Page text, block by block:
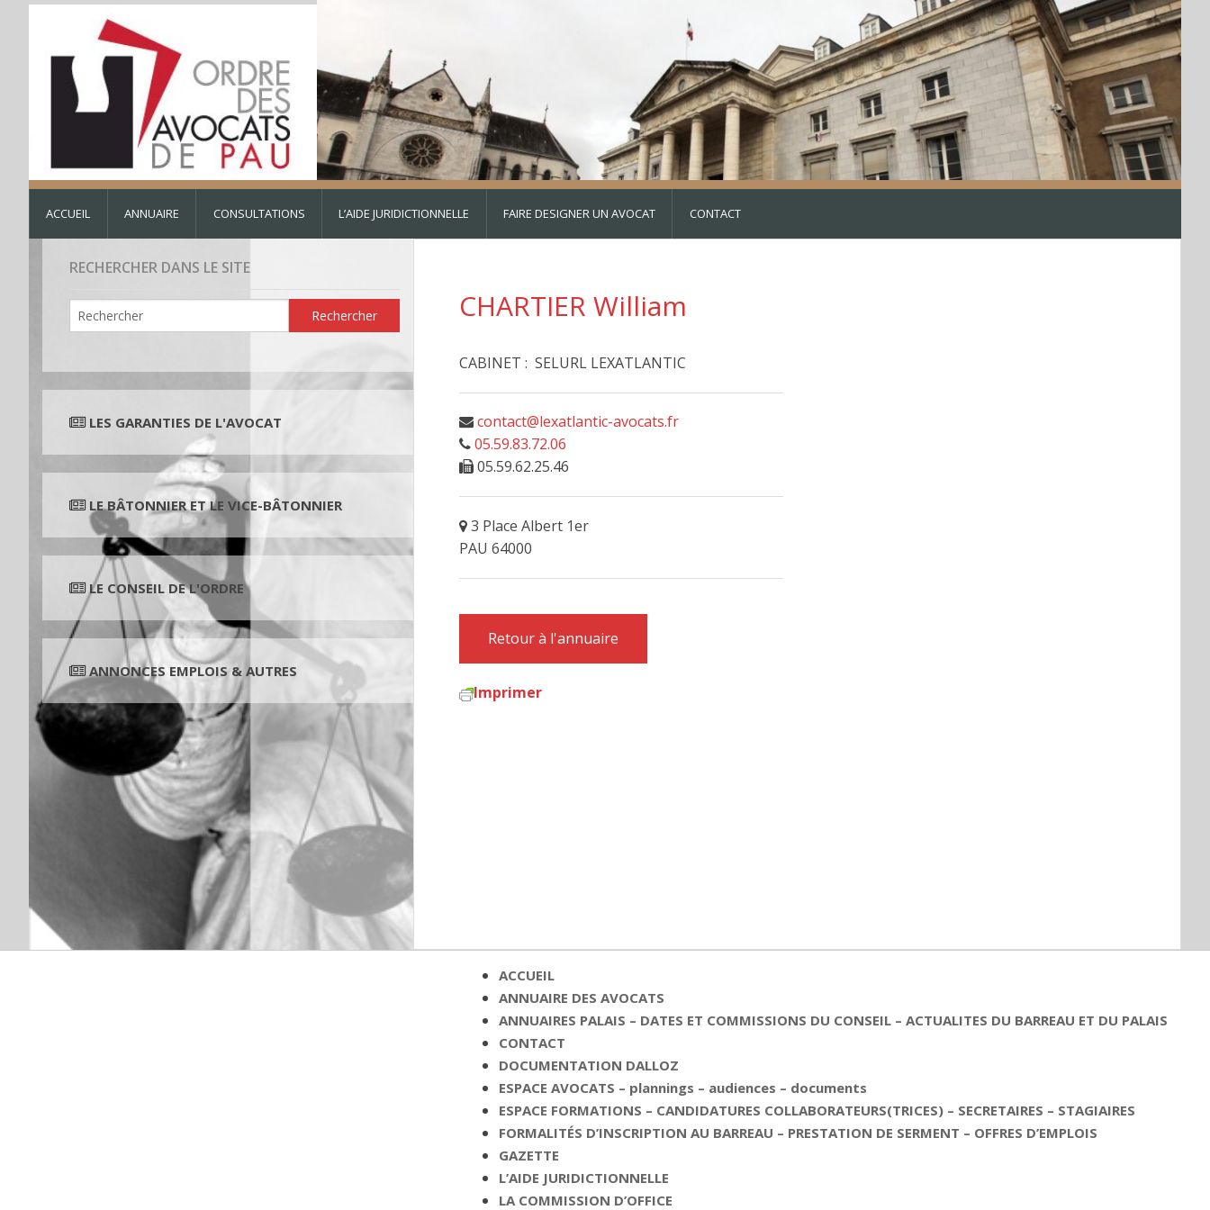
ACCUEIL ANNUAIRE CONSULTATIONS L’AIDE JURIDICTIONNELLE FAIRE DESIGNER UN AVOCAT CONTACT
RECHERCHER DANS LE SITE
LES GARANTIES DE L'AVOCAT
LE BÂTONNIER ET LE VICE-BÂTONNIER
LE CONSEIL DE L'ORDRE
ANNONCES EMPLOIS & AUTRES
CHARTIER William
CABINET : SELURL LEXATLANTIC
contact@lexatlantic-avocats.fr
05.59.83.72.06
05.59.62.25.46
3 Place Albert 1er
PAU 64000
Retour à l'annuaire
Imprimer
ACCUEIL
ANNUAIRE DES AVOCATS
ANNUAIRES PALAIS – DATES ET COMMISSIONS DU CONSEIL – ACTUALITES DU BARREAU ET DU PALAIS
CONTACT
DOCUMENTATION DALLOZ
ESPACE AVOCATS – plannings – audiences – documents
ESPACE FORMATIONS – CANDIDATURES COLLABORATEURS(TRICES) – SECRETAIRES – STAGIAIRES
FORMALITÉS D’INSCRIPTION AU BARREAU – PRESTATION DE SERMENT – OFFRES D’EMPLOIS
GAZETTE
L’AIDE JURIDICTIONNELLE
LA COMMISSION D’OFFICE